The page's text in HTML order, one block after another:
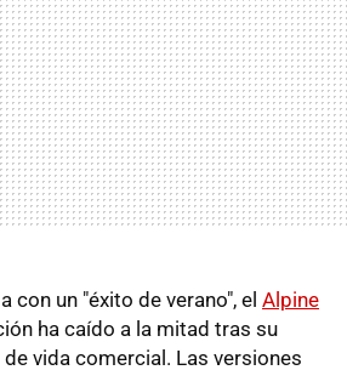
con un "éxito de verano", el Alpine
ha caído a la mitad tras su
vida comercial. Las versiones